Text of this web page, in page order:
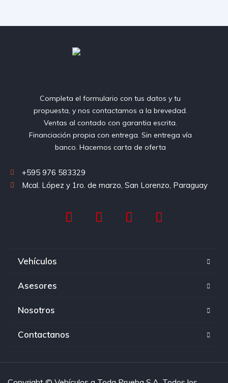
Completa el formulario con tus datos y tu
propuesta, y nos contactamos a la brevedad.
Ventas al contado con garantia escrita.
Financiación propia con entrega. Sin entrega vía
banco. Hacemos carta de oferta
+595 976 583329
Mcal. López y 1ro. de marzo, San Lorenzo, Paraguay
Vehículos
Asesores
Nosotros
Contactanos